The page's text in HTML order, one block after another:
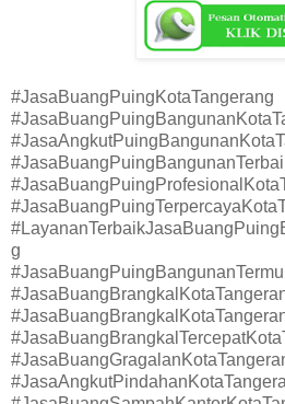
#JasaBuangPuingKotaTangerang
g